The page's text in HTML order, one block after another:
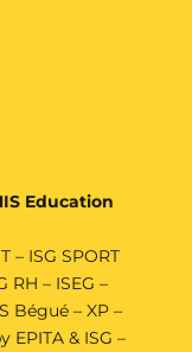
Education
– ISG SPORT
RH – ISEG –
Bégué – XP –
EPITA & ISG –